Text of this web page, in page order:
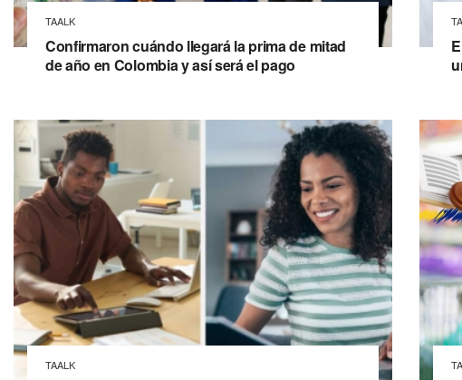
TAALK
Confirmaron cuándo llegará la prima de mitad
de año en Colombia y así será el pago
TAALK